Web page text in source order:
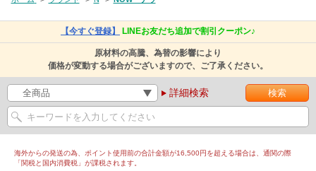
【今すぐ登録】 LINEお友だち追加で割引クーポン♪
原材料の高騰、為替の影響により
価格が変動する場合がございますので、ご了承ください。
詳細検索
海外からの発送の為、ポイント使用前の合計金額が16,500円を超える場合は、通関の際
「関税と国内消費税」が課税されます。